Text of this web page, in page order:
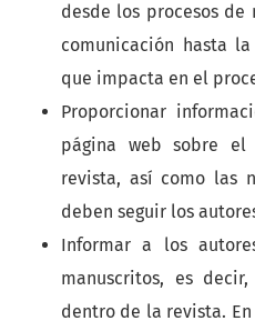
desde los procesos
comunicación hasta
que impacta en el
Proporcionar
página web sobre
revista, así como las
deben seguir los
Informar a los
manuscritos, es
dentro de la revista.